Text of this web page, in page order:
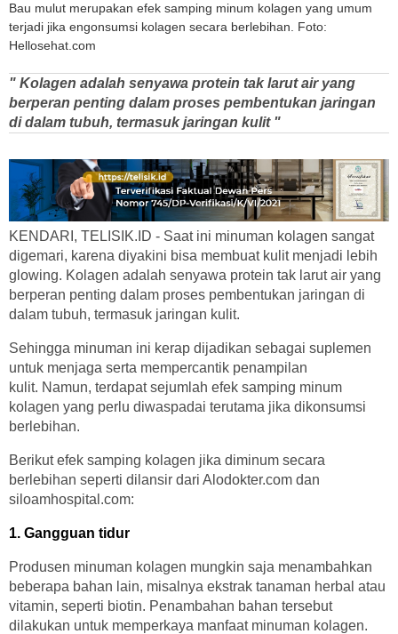
Bau mulut merupakan efek samping minum kolagen yang umum
terjadi jika engonsumsi kolagen secara berlebihan. Foto:
Hellosehat.com
" Kolagen adalah senyawa protein tak larut air yang
berperan penting dalam proses pembentukan jaringan
di dalam tubuh, termasuk jaringan kulit "
KENDARI, TELISIK.ID - Saat ini minuman kolagen sangat
digemari, karena diyakini bisa membuat kulit menjadi lebih
glowing. Kolagen adalah senyawa protein tak larut air yang
berperan penting dalam proses pembentukan jaringan di
dalam tubuh, termasuk jaringan kulit.
Sehingga minuman ini kerap dijadikan sebagai suplemen
untuk menjaga serta mempercantik penampilan
kulit. Namun, terdapat sejumlah efek samping minum
kolagen yang perlu diwaspadai terutama jika dikonsumsi
berlebihan.
Berikut efek samping kolagen jika diminum secara
berlebihan seperti dilansir dari Alodokter.com dan
siloamhospital.com:
1. Gangguan tidur
Produsen minuman kolagen mungkin saja menambahkan
beberapa bahan lain, misalnya ekstrak tanaman herbal atau
vitamin, seperti biotin. Penambahan bahan tersebut
dilakukan untuk memperkaya manfaat minuman kolagen.